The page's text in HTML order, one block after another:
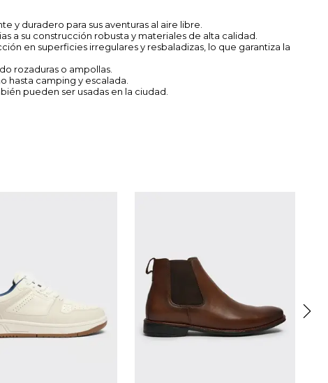
y duradero para sus aventuras al aire libre.
a su construcción robusta y materiales de alta calidad.
en superficies irregulares y resbaladizas, lo que garantiza la
rozaduras o ampollas.
hasta camping y escalada.
pueden ser usadas en la ciudad.